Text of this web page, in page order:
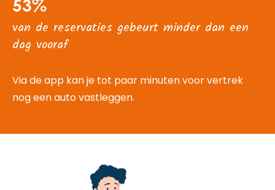
53%
van de reservaties gebeurt minder dan een
dag vooraf
Via de app kan je tot paar minuten voor vertrek
nog een auto vastleggen.